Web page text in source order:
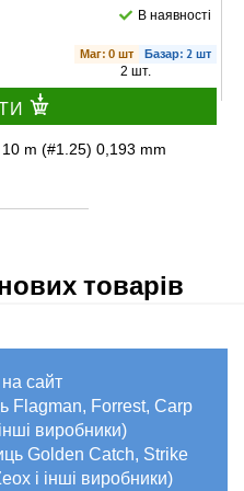
В наявності
Маг: 0 шт Базар: 2 шт
2 шт.
m (#1.25) 0,193 mm
6 шт.
товарів
сайт
Flagman, Forrest, Carp
виробники)
Golden Catch, Strike
і інші виробники)